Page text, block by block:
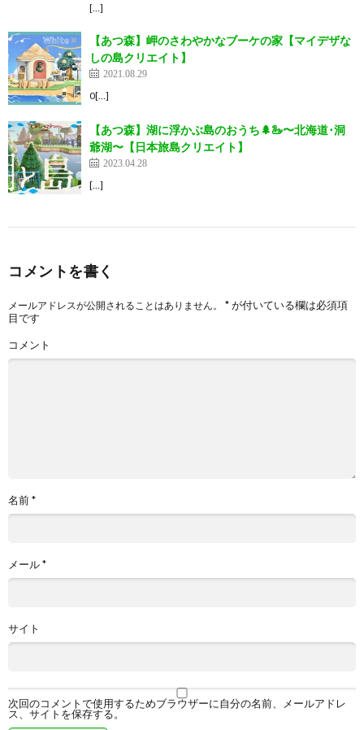
[…]
【あつ森】岬のさわやかなブーケの家【マイデザな
しの島クリエイト】
2021.08.29
0[…]
【あつ森】湖に浮かぶ島のおうち🌲🦢〜北海道･洞
爺湖〜【日本旅島クリエイト】
2023.04.28
[…]
コメントを書く
メールアドレスが公開されることはありません。 *が付いている欄は必須項
目です
コメント
名前*
メール*
サイト
次回のコメントで使用するためブラウザーに自分の名前、メールアドレ
ス、サイトを保存する。